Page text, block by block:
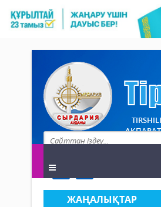
ЖАҢАЛЫҚТАР